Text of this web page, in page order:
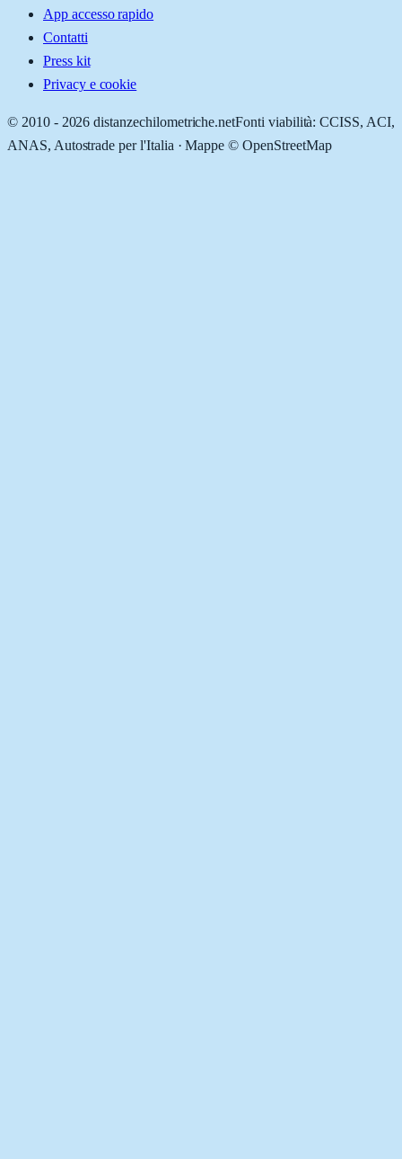
App accesso rapido
Contatti
Press kit
Privacy e cookie
© 2010 - 2026 distanzechilometriche.netFonti viabilità: CCISS, ACI,
ANAS, Autostrade per l'Italia · Mappe © OpenStreetMap